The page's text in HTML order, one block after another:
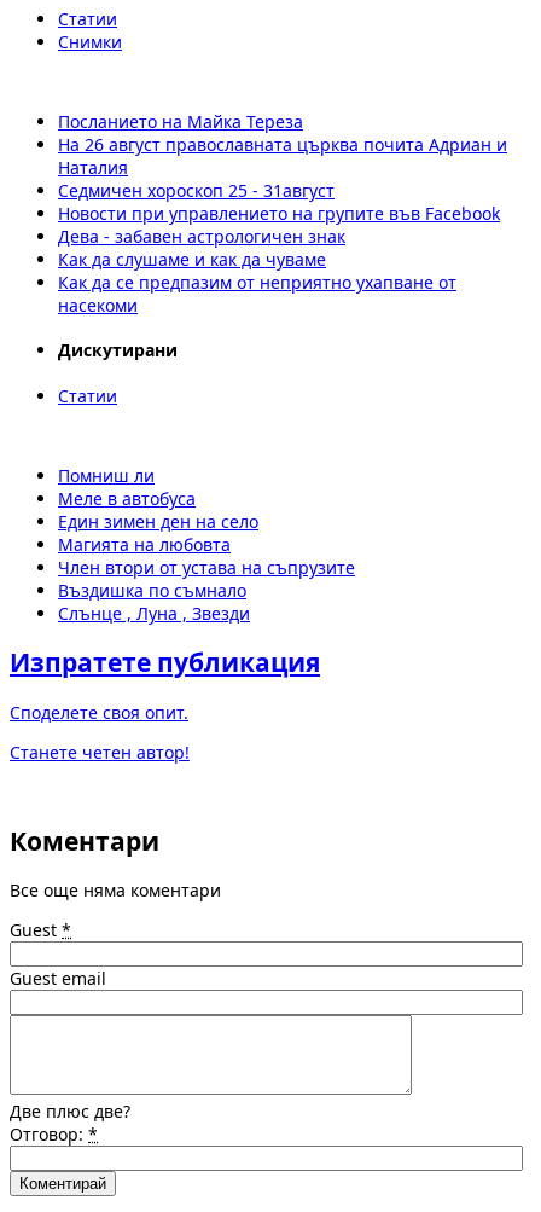
Статии
Снимки
Посланието на Майка Тереза
На 26 август православната църква почита Адриан и
Наталия
Седмичен хороскоп 25 - 31август
Новости при управлението на групите във Facebook
Дева - забавен астрологичен знак
Как да слушаме и как да чуваме
Как да се предпазим от неприятно ухапване от
насекоми
Дискутирани
Статии
Помниш ли
Меле в автобуса
Един зимен ден на село
Магията на любовта
Член втори от устава на съпрузите
Въздишка по съмнало
Слънце , Луна , Звезди
Изпратете публикация
Споделете своя опит.
Станете четен автор!
Коментари
Все още няма коментари
Guest *
Guest email
Две плюс две?
Отговор: *